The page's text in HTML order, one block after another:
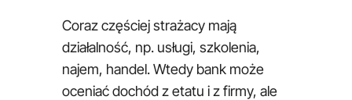
Coraz częściej strażacy mają
działalność, np. usługi, szkolenia,
najem, handel. Wtedy bank może
oceniać dochód z etatu i z firmy, ale